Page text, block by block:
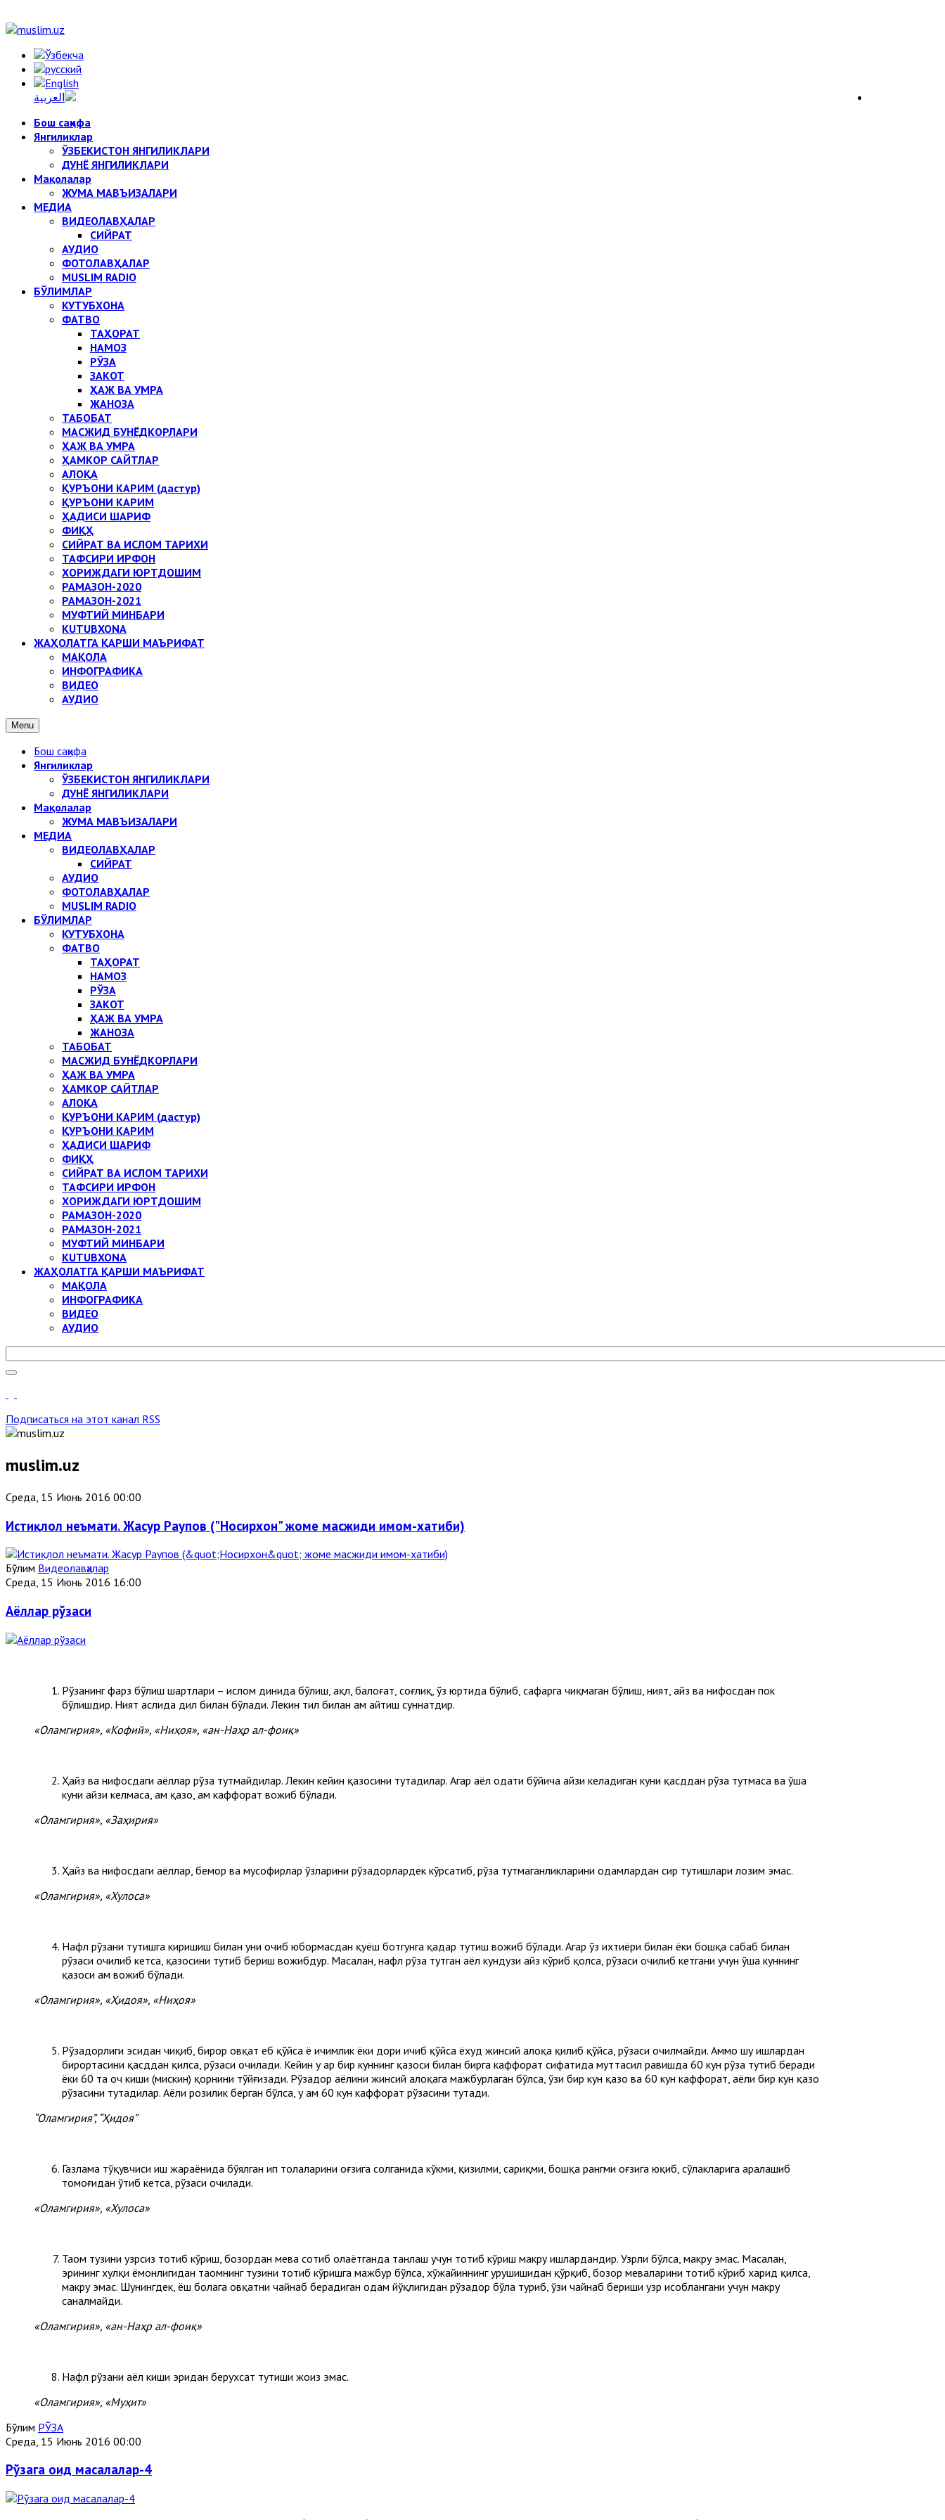
Бош саҳифа
Янгиликлар
ЎЗБЕКИСТОН ЯНГИЛИКЛАРИ
ДУНЁ ЯНГИЛИКЛАРИ
Мақолалар
ЖУМА МАВЪИЗАЛАРИ
МЕДИА
ВИДЕОЛАВҲАЛАР
СИЙРАТ
АУДИО
ФОТОЛАВҲАЛАР
MUSLIM RADIO
БЎЛИМЛАР
КУТУБХОНА
ФАТВО
ТАҲОРАТ
НАМОЗ
РЎЗА
ЗАКОТ
ҲАЖ ВА УМРА
ЖАНОЗА
ТАБОБАТ
МАСЖИД БУНЁДКОРЛАРИ
ҲАЖ ВА УМРА
ҲАМКОР САЙТЛАР
АЛОҚА
ҚУРЪОНИ КАРИМ (дастур)
ҚУРЪОНИ КАРИМ
ҲАДИСИ ШАРИФ
ФИҚҲ
СИЙРАТ ВА ИСЛОМ ТАРИХИ
ТАФСИРИ ИРФОН
ХОРИЖДАГИ ЮРТДОШИМ
РАМАЗОН-2020
РАМАЗОН-2021
МУФТИЙ МИНБАРИ
KUTUBXONA
ЖАҲОЛАТГА ҚАРШИ МАЪРИФАТ
МАҚОЛА
ИНФОГРАФИКА
ВИДЕО
АУДИО
Menu
Бош саҳифа
Янгиликлар
ЎЗБЕКИСТОН ЯНГИЛИКЛАРИ
ДУНЁ ЯНГИЛИКЛАРИ
Мақолалар
ЖУМА МАВЪИЗАЛАРИ
МЕДИА
ВИДЕОЛАВҲАЛАР
СИЙРАТ
АУДИО
ФОТОЛАВҲАЛАР
MUSLIM RADIO
БЎЛИМЛАР
КУТУБХОНА
ФАТВО
ТАҲОРАТ
НАМОЗ
РЎЗА
ЗАКОТ
ҲАЖ ВА УМРА
ЖАНОЗА
ТАБОБАТ
МАСЖИД БУНЁДКОРЛАРИ
ҲАЖ ВА УМРА
ҲАМКОР САЙТЛАР
АЛОҚА
ҚУРЪОНИ КАРИМ (дастур)
ҚУРЪОНИ КАРИМ
ҲАДИСИ ШАРИФ
ФИҚҲ
СИЙРАТ ВА ИСЛОМ ТАРИХИ
ТАФСИРИ ИРФОН
ХОРИЖДАГИ ЮРТДОШИМ
РАМАЗОН-2020
РАМАЗОН-2021
МУФТИЙ МИНБАРИ
KUTUBXONA
ЖАҲОЛАТГА ҚАРШИ МАЪРИФАТ
МАҚОЛА
ИНФОГРАФИКА
ВИДЕО
АУДИО
Подписаться на этот канал RSS
muslim.uz
Среда, 15 Июнь 2016 00:00
Истиқлол неъмати. Жасур Раупов ("Носирхон" жоме масжиди имом-хатиби)
Бўлим Видеолавҳалар
Среда, 15 Июнь 2016 16:00
Аёллар рўзаси
Рўзанинг фарз бўлиш шартлари – ислом динида бўлиш, ақл, балоғат, соғлиқ, ўз юртида бўлиб, сафарга чиқмаган бўлиш, ният, ҳайз ва нифосдан пок
бўлишдир. Ният аслида дил билан бўлади. Лекин тил билан ҳам айтиш суннатдир.
«Оламгирия», «Кофий», «Ниҳоя», «ан-Наҳр ал-фоиқ»
Ҳайз ва нифосдаги аёллар рўза тутмайдилар. Лекин кейин қазосини тутадилар. Агар аёл одати бўйича ҳайзи келадиган куни қасддан рўза тутмаса ва ўша
куни ҳайзи келмаса, ҳам қазо, ҳам каффорат вожиб бўлади.
«Оламгирия», «Заҳирия»
Ҳайз ва нифосдаги аёллар, бемор ва мусофирлар ўзларини рўзадорлардек кўрсатиб, рўза тутмаганликларини одамлардан сир тутишлари лозим эмас.
«Оламгирия», «Хулоса»
Нафл рўзани тутишга киришиш билан уни очиб юбормасдан қуёш ботгунга қадар тутиш вожиб бўлади. Агар ўз ихтиёри билан ёки бошқа сабаб билан
рўзаси очилиб кетса, қазосини тутиб бериш вожибдур. Масалан, нафл рўза тутган аёл кундузи ҳайз кўриб қолса, рўзаси очилиб кетгани учун ўша куннинг
қазоси ҳам вожиб бўлади.
«Оламгирия», «Ҳидоя», «Ниҳоя»
Рўзадорлиги эсидан чиқиб, бирор овқат еб қўйса ё ичимлик ёки дори ичиб қўйса ёхуд жинсий алоқа қилиб қўйса, рўзаси очилмайди. Аммо шу ишлардан
бирортасини қасддан қилса, рўзаси очилади. Кейин у ҳар бир куннинг қазоси билан бирга каффорат сифатида муттасил равишда 60 кун рўза тутиб беради
ёки 60 та оч киши (мискин) қорнини тўйғизади. Рўзадор аёлини жинсий алоқага мажбурлаган бўлса, ўзи бир кун қазо ва 60 кун каффорат, аёли бир кун қазо
рўзасини тутадилар. Аёли розилик берган бўлса, у ҳам 60 кун каффорат рўзасини тутади.
“Оламгирия”, “Ҳидоя”
Газлама тўқувчиси иш жараёнида бўялган ип толаларини оғзига солганида кўкми, қизилми, сариқми, бошқа рангми оғзига юқиб, сўлакларига аралашиб
томоғидан ўтиб кетса, рўзаси очилади.
«Оламгирия», «Хулоса»
Таом тузини узрсиз тотиб кўриш, бозордан мева сотиб олаётганда танлаш учун тотиб кўриш макруҳ ишлардандир. Узрли бўлса, макруҳ эмас. Масалан,
эрининг хулқи ёмонлигидан таомнинг тузини тотиб кўришга мажбур бўлса, хўжайиннинг урушишидан қўрқиб, бозор меваларини тотиб кўриб харид қилса,
макруҳ эмас. Шунингдек, ёш болага овқатни чайнаб берадиган одам йўқлигидан рўзадор бўла туриб, ўзи чайнаб бериши узр ҳисоблангани учун макруҳ
саналмайди.
«Оламгирия», «ан-Наҳр ал-фоиқ»
Нафл рўзани аёл киши эридан берухсат тутиши жоиз эмас.
«Оламгирия», «Муҳит»
Бўлим РЎЗА
Среда, 15 Июнь 2016 00:00
Рўзага оид масалалар-4